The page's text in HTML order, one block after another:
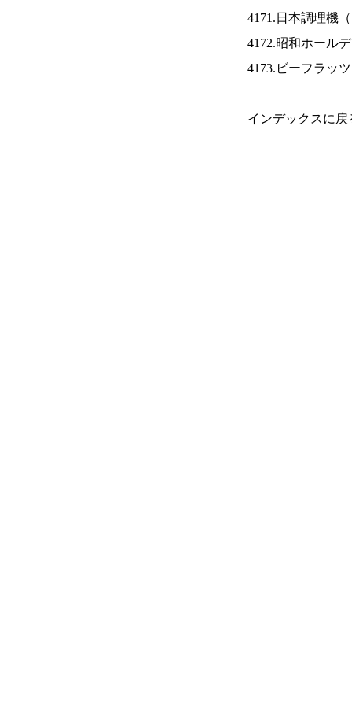
4171.日本調理機（
4172.昭和ホール
4173.ビーフラッ
インデックスに戻